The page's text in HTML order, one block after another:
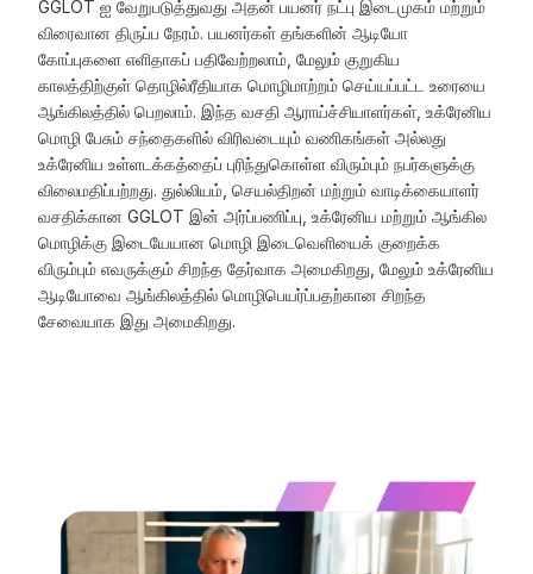
GGLOT ஐ வேறுபடுத்துவது அதன் பயனர் நட்பு இடைமுகம் மற்றும்
விரைவான திருப்ப நேரம். பயனர்கள் தங்களின் ஆடியோ
கோப்புகளை எளிதாகப் பதிவேற்றலாம், மேலும் குறுகிய
காலத்திற்குள் தொழில்ரீதியாக மொழிமாற்றம் செய்யப்பட்ட உரையை
ஆங்கிலத்தில் பெறலாம். இந்த வசதி ஆராய்ச்சியாளர்கள், உக்ரேனிய
மொழி பேசும் சந்தைகளில் விரிவடையும் வணிகங்கள் அல்லது
உக்ரேனிய உள்ளடக்கத்தைப் புரிந்துகொள்ள விரும்பும் நபர்களுக்கு
விலைமதிப்பற்றது. துல்லியம், செயல்திறன் மற்றும் வாடிக்கையாளர்
வசதிக்கான GGLOT இன் அர்ப்பணிப்பு, உக்ரேனிய மற்றும் ஆங்கில
மொழிக்கு இடையேயான மொழி இடைவெளியைக் குறைக்க
விரும்பும் எவருக்கும் சிறந்த தேர்வாக அமைகிறது, மேலும் உக்ரேனிய
ஆடியோவை ஆங்கிலத்தில் மொழிபெயர்ப்பதற்கான சிறந்த
சேவையாக இது அமைகிறது.